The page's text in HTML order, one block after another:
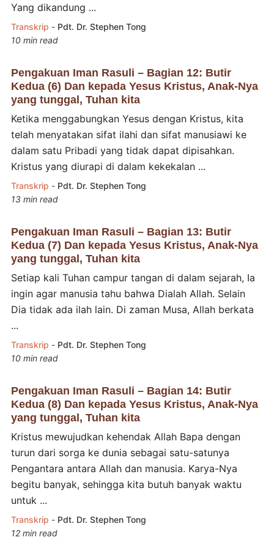
Yang dikandung ...
Transkrip - Pdt. Dr. Stephen Tong
10 min read
Pengakuan Iman Rasuli – Bagian 12: Butir
Kedua (6) Dan kepada Yesus Kristus, Anak-Nya
yang tunggal, Tuhan kita
Ketika menggabungkan Yesus dengan Kristus, kita
telah menyatakan sifat ilahi dan sifat manusiawi ke
dalam satu Pribadi yang tidak dapat dipisahkan.
Kristus yang diurapi di dalam kekekalan ...
Transkrip - Pdt. Dr. Stephen Tong
13 min read
Pengakuan Iman Rasuli – Bagian 13: Butir
Kedua (7) Dan kepada Yesus Kristus, Anak-Nya
yang tunggal, Tuhan kita
Setiap kali Tuhan campur tangan di dalam sejarah, Ia
ingin agar manusia tahu bahwa Dialah Allah. Selain
Dia tidak ada ilah lain. Di zaman Musa, Allah berkata
...
Transkrip - Pdt. Dr. Stephen Tong
10 min read
Pengakuan Iman Rasuli – Bagian 14: Butir
Kedua (8) Dan kepada Yesus Kristus, Anak-Nya
yang tunggal, Tuhan kita
Kristus mewujudkan kehendak Allah Bapa dengan
turun dari sorga ke dunia sebagai satu-satunya
Pengantara antara Allah dan manusia. Karya-Nya
begitu banyak, sehingga kita butuh banyak waktu
untuk ...
Transkrip - Pdt. Dr. Stephen Tong
12 min read